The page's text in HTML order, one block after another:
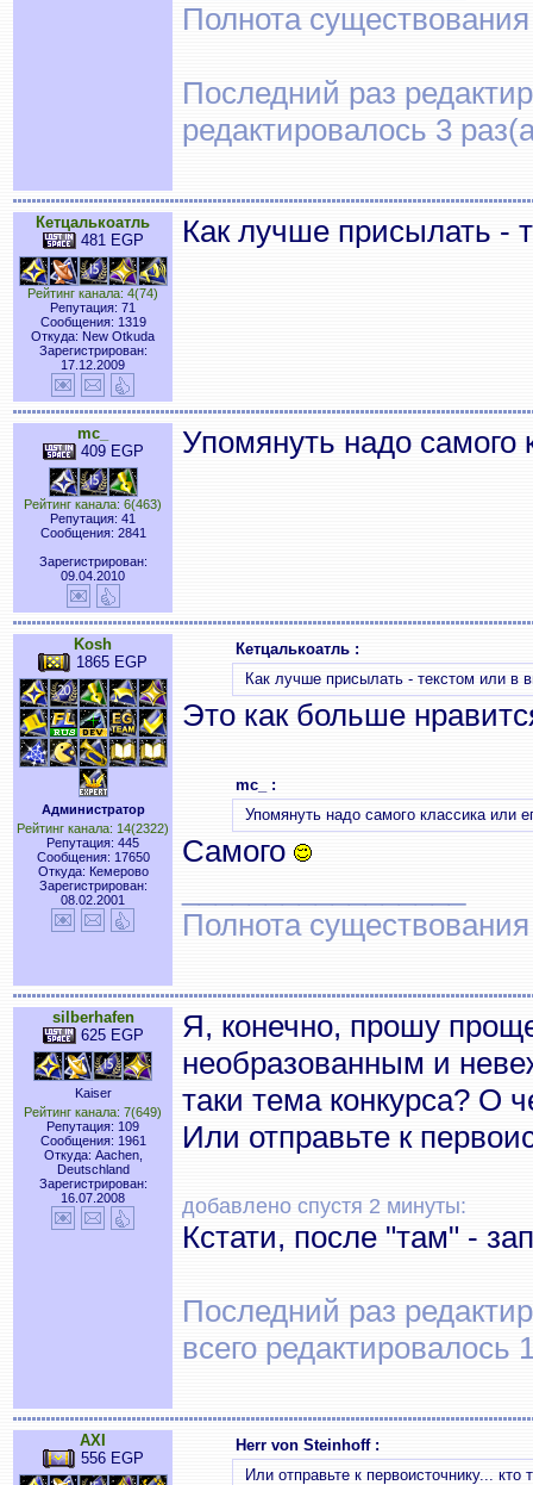
Полнота
Последний раз
редактировалось 3
Кетцалькоатль
481 EGP
Рейтинг канала: 4(74)
Репутация: 71
Сообщения: 1319
Откуда: New Otkuda
Зарегистрирован:
17.12.2009
Как лучше присылать -
mc_
409 EGP
Рейтинг канала: 6(463)
Репутация: 41
Сообщения: 2841
Зарегистрирован:
09.04.2010
Упомянуть надо самого
Kosh
1865 EGP
Администратор
Рейтинг канала: 14(2322)
Репутация: 445
Сообщения: 17650
Откуда: Кемерово
Зарегистрирован:
08.02.2001
Кетцалькоатль :
Как лучше присылать - текстом или в
Это как больше
mc_ :
Упомянуть надо самого классика или
Самого
Полнота
silberhafen
625 EGP
Kaiser
Рейтинг канала: 7(649)
Репутация: 109
Сообщения: 1961
Откуда: Aachen,
Deutschland
Зарегистрирован:
16.07.2008
Я, конечно, прошу
необразованным и
таки тема конкурса? О
Или отправьте к
добавлено спустя 2 минуты:
Кстати, после "там" -
Последний раз
всего редактировалось
AXI
556 EGP
Herr von Steinhoff :
Или отправьте к первоисточнику... кто